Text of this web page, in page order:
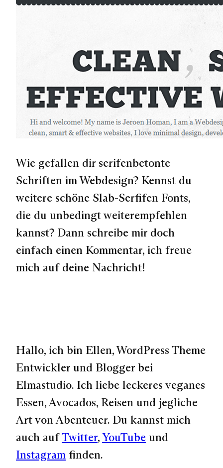
Wie gefallen dir serifenbetonte
Schriften im Webdesign? Kennst du
weitere schöne Slab-Serfifen Fonts,
die du unbedingt weiterempfehlen
kannst? Dann schreibe mir doch
einfach einen Kommentar, ich freue
mich auf deine Nachricht!
Hallo, ich bin Ellen, WordPress Theme
Entwickler und Blogger bei
Elmastudio. Ich liebe leckeres veganes
Essen, Avocados, Reisen und jegliche
Art von Abenteuer. Du kannst mich
auch aufTwitter,YouTube und
Instagram finden.